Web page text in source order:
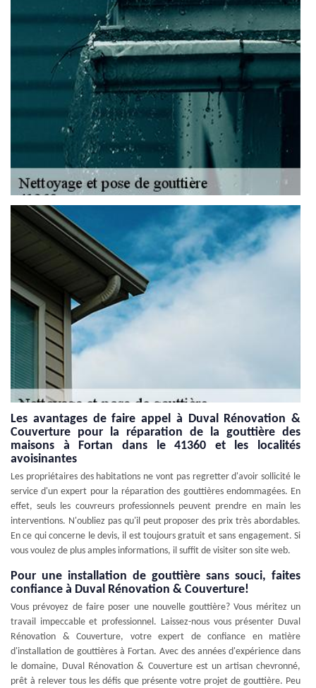
Les avantages de faire appel à Duval Rénovation &
Couverture pour la réparation de la gouttière des
maisons à Fortan dans le 41360 et les localités
avoisinantes
Les propriétaires des habitations ne vont pas regretter d'avoir sollicité le
service d'un expert pour la réparation des gouttières endommagées. En
effet, seuls les couvreurs professionnels peuvent prendre en main les
interventions. N'oubliez pas qu'il peut proposer des prix très abordables.
En ce qui concerne le devis, il est toujours gratuit et sans engagement. Si
vous voulez de plus amples informations, il suffit de visiter son site web.
Pour une installation de gouttière sans souci, faites
confiance à Duval Rénovation & Couverture!
Vous prévoyez de faire poser une nouvelle gouttière? Vous méritez un
travail impeccable et professionnel. Laissez-nous vous présenter Duval
Rénovation & Couverture, votre expert de confiance en matière
d'installation de gouttières à Fortan. Avec des années d'expérience dans
le domaine, Duval Rénovation & Couverture est un artisan chevronné,
prêt à relever tous les défis que présente votre projet de gouttière. Peu